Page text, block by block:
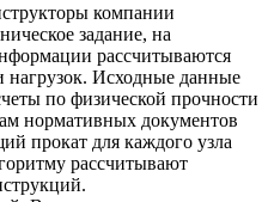
компании
задание, на
рассчитываются
нагрузок. Исходные данные
по физической прочности
нормативных документов
прокат для каждого узла
рассчитывают